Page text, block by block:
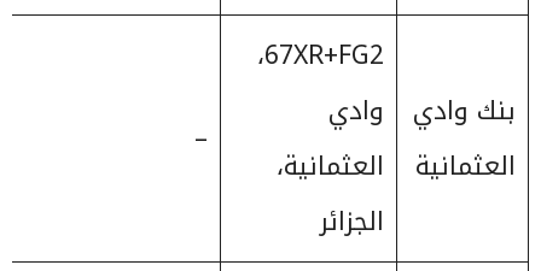
بنك وادي
العثمانية
67XR+FG2،
وادي
العثمانية،
الجزائر
–